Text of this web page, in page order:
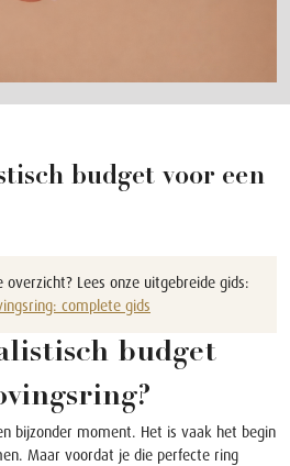
budget voor een
Lees onze uitgebreide gids:
complete gids
budget
bijzonder moment. Het is vaak het begin
Maar voordat je die perfecte ring